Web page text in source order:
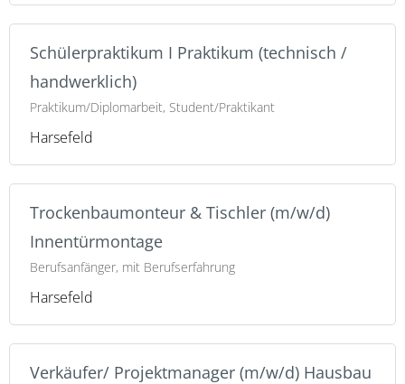
Schülerpraktikum I Praktikum (technisch /
handwerklich)
Praktikum/Diplomarbeit, Student/Praktikant
Harsefeld
Trockenbaumonteur & Tischler (m/w/d)
Innentürmontage
Berufsanfänger, mit Berufserfahrung
Harsefeld
Verkäufer/ Projektmanager (m/w/d) Hausbau